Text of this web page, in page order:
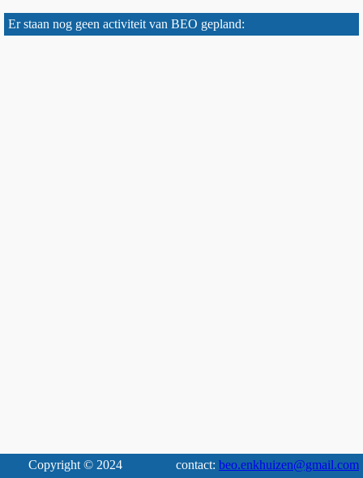
Er staan nog geen activiteit van BEO gepland:
Copyright © 2024 contact: beo.enkhuizen@gmail.com